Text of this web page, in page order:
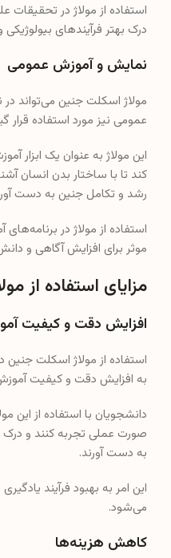
استفاده از مولاژ در تحقیقات
درک بهتر فرآیندهای
نمایش و آموزش عمومی
مولاژ اسکلت جنین می‌تواند
عمومی نیز مورد استفاده قرار
این مولاژ به عنوان یک ابزار
کند تا با ساختار بدن انسان
رشد و تکامل جنین به دست
استفاده از مولاژ در
موثر برای افزایش آگاهی و
مزایای استفاده از
افزایش دقت و کیفیت
استفاده از مولاژ اسکلت
به افزایش دقت و کیفیت
دانشجویان با استفاده از این
صورت عملی تجربه کنند و درک
به دست آورند.
این امر به بهبود فرآیند
می‌شود.
کاهش هزینه‌ها